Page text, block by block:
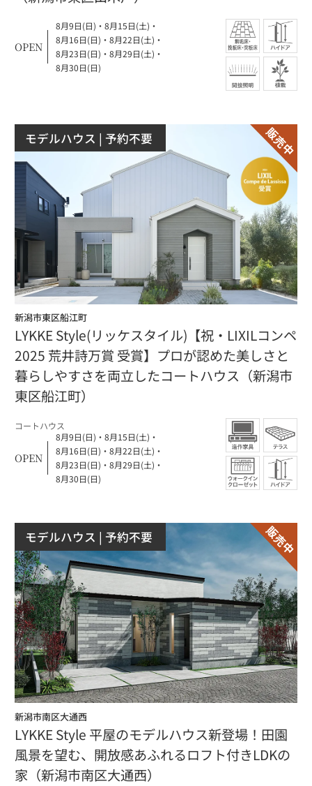
OPEN
8月9日(日) ・ 8月15日(土) ・
8月16日(日) ・ 8月22日(土) ・
8月23日(日) ・ 8月29日(土) ・
8月30日(日)
モデルハウス | 予約不要
新潟市東区船江町
LYKKE Style(リッケスタイル)【祝・LIXILコンペ
2025 荒井詩万賞 受賞】プロが認めた美しさと
暮らしやすさを両立したコートハウス（新潟市
東区船江町）
コートハウス
OPEN
8月9日(日) ・ 8月15日(土) ・
8月16日(日) ・ 8月22日(土) ・
8月23日(日) ・ 8月29日(土) ・
8月30日(日)
モデルハウス | 予約不要
新潟市南区大通西
LYKKE Style 平屋のモデルハウス新登場！田園
風景を望む、開放感あふれるロフト付きLDKの
家（新潟市南区大通西）